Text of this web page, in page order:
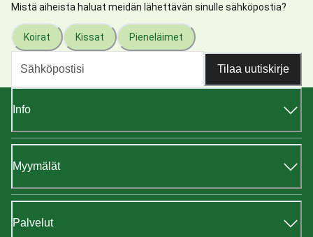
Mistä aiheista haluat meidän lähettävän sinulle sähköpostia?
Koirat Kissat Pieneläimet
Tilaa uutiskirje
Info
Myymälät
Palvelut